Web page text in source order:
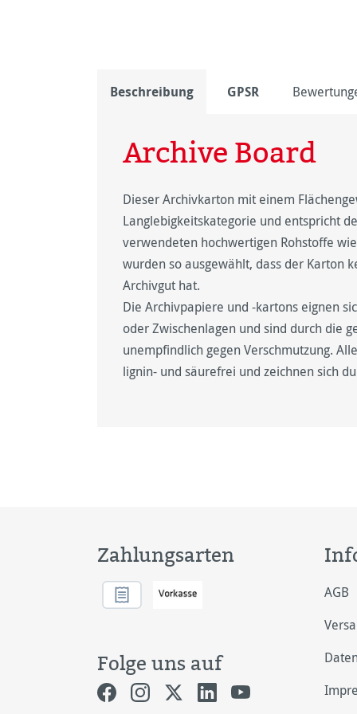
Beschreibung GPSR
Archive Board
Dieser Archivkarton mit einem
Langlebigkeitskategorie und entspricht
verwendeten hochwertigen Rohstoffe
wurden so ausgewählt, dass der Karton
Archivgut hat.
Die Archivpapiere und -kartons eignen
oder Zwischenlagen und sind durch die
unempfindlich gegen Verschmutzung.
lignin- und säurefrei und zeichnen sich
Zahlungsarten
Folge uns auf
AGB